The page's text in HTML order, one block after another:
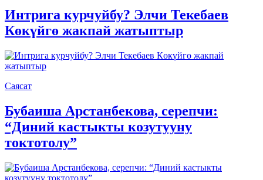
Интрига курчуйбу? Элчи Текебаев
Көкүйгө жакпай жатыптыр
Саясат
Бубаиша Арстанбекова, серепчи:
“Диний кастыкты козутууну
токтотолу”